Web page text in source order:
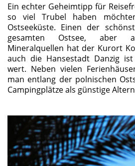
Ein echter Geheimtipp für
so viel Trubel haben
Ostseeküste. Einen der
gesamten Ostsee, aber
Mineralquellen hat der Kurort
auch die Hansestadt Danzig
wert. Neben vielen
man entlang der polnischen
Campingplätze als günstige